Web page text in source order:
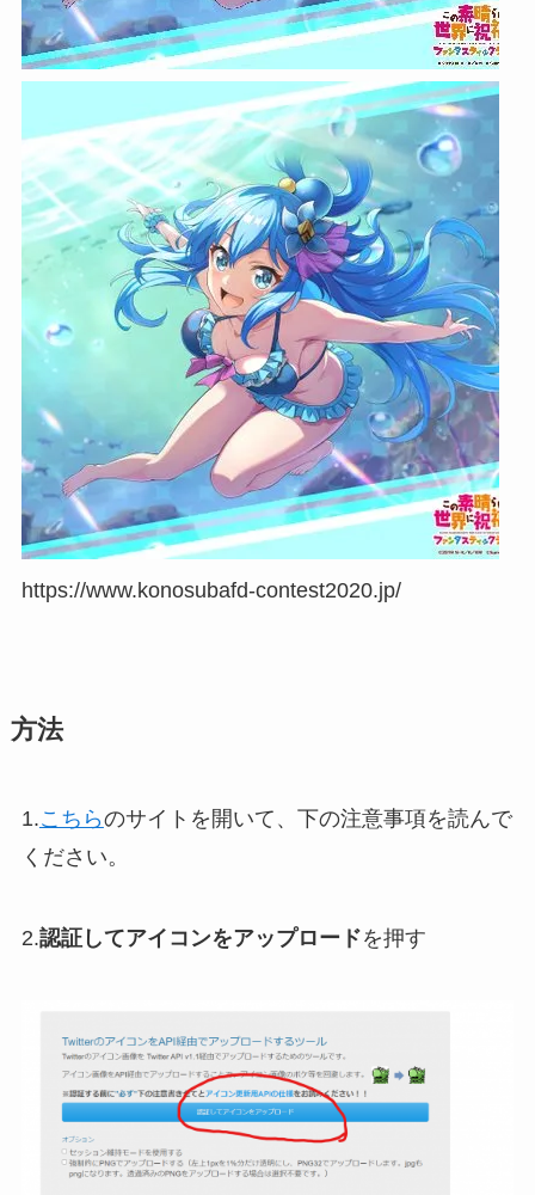
https://www.konosubafd-contest2020.jp/
方法
1.こちらのサイトを開いて、下の注意事項を読んで
ください。
2.認証してアイコンをアップロードを押す